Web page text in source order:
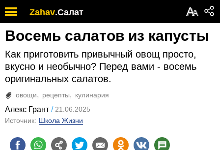
Zahav.Салат АА
Восемь салатов из капусты
Как приготовить привычный овощ просто,
вкусно и необычно? Перед вами - восемь
оригинальных салатов.
овощи рецепты кулинария
Алекс Грант
21.06.2025
Источник: Школа Жизни